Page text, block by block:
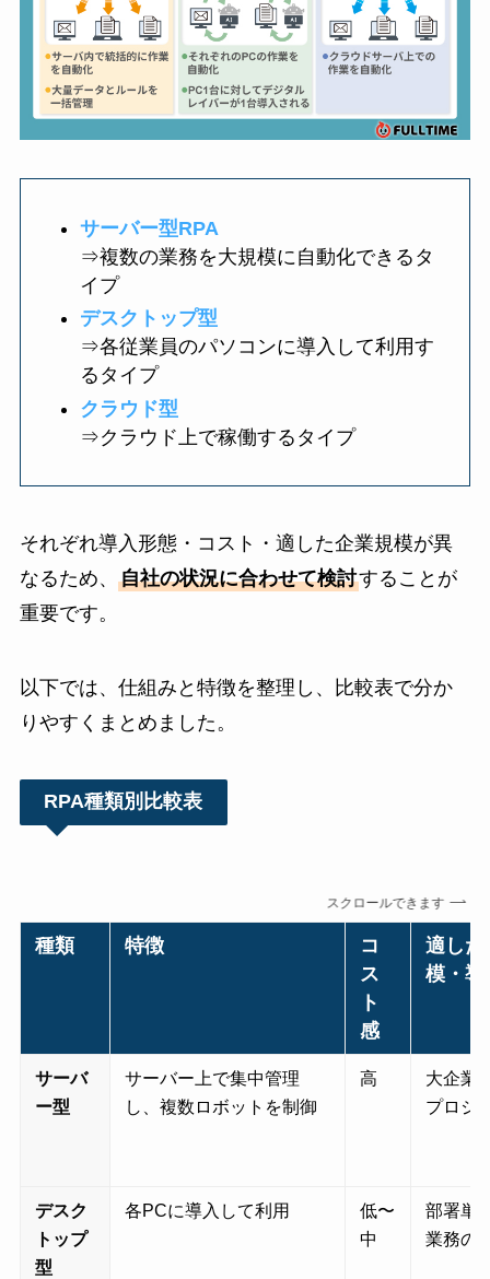
サーバー型RPA
⇒複数の業務を大規模に自動化できるタ
イプ
デスクトップ型
⇒各従業員のパソコンに導入して利用す
るタイプ
クラウド型
⇒クラウド上で稼働するタイプ
それぞれ導入形態・コスト・適した企業規模が異
なるため、 自社の状況に合わせて検討することが
重要です。
以下では、仕組みと特徴を整理し、比較表で分か
りやすくまとめました。
RPA種類別比較表
スクロールできます
種類 特徴
コ
ス
ト
感
適した
模・導
サーバ
ー型
サーバー上で集中管理
し、複数ロボットを制御
高
大企業
プロジ
デスク
トップ
型
各PCに導入して利用
低〜
中
部署単
業務の